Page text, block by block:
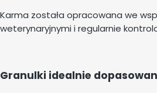
Karma została opracowana we
weterynaryjnymi i regularnie
Granulki idealnie